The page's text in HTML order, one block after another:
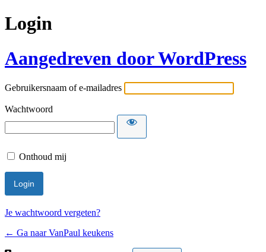
Login
Aangedreven door WordPress
Gebruikersnaam of e-mailadres
Wachtwoord
Onthoud mij
Je wachtwoord vergeten?
← Ga naar VanPaul keukens